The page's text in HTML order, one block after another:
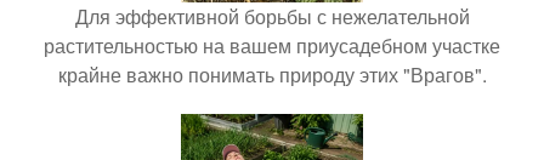
Для эффективной борьбы с нежелательной
растительностью на вашем приусадебном участке
крайне важно понимать природу этих "Врагов".